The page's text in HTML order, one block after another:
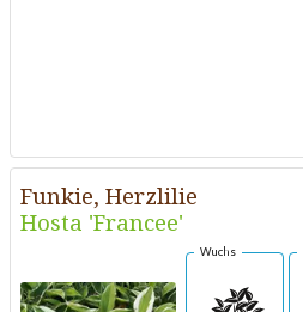
Funkie, Herzlilie
Hosta 'Francee'
Wuchs